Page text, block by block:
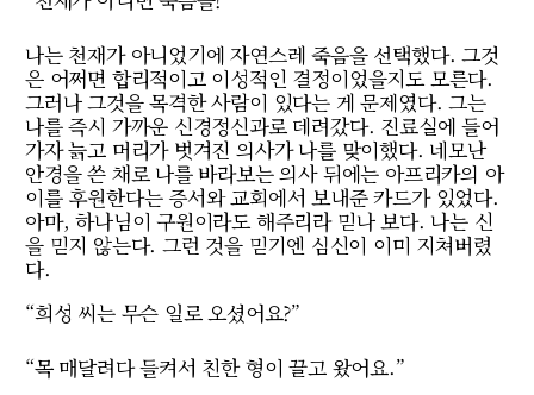
나는 천재가 아니었기에 자연스레 죽음을 선택했다. 그것
은 어쩌면 합리적이고 이성적인 결정이었을지도 모른다.
그러나 그것을 목격한 사람이 있다는 게 문제였다. 그는
나를 즉시 가까운 신경정신과로 데려갔다. 진료실에 들어
가자 늙고 머리가 벗겨진 의사가 나를 맞이했다. 네모난
안경을 쓴 채로 나를 바라보는 의사 뒤에는 아프리카의 아
이를 후원한다는 증서와 교회에서 보내준 카드가 있었다.
아마, 하나님이 구원이라도 해주리라 믿나 보다. 나는 신
을 믿지 않는다. 그런 것을 믿기엔 심신이 이미 지쳐버렸
다.
“희성 씨는 무슨 일로 오셨어요?”
“목 매달려다 들켜서 친한 형이 끌고 왔어요.”